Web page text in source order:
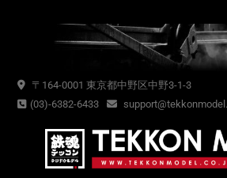
〒164-0001 東京都中野区中野3-1-3
(03)-6382-6433